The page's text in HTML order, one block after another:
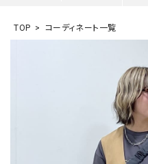
TOP コーディネート一覧